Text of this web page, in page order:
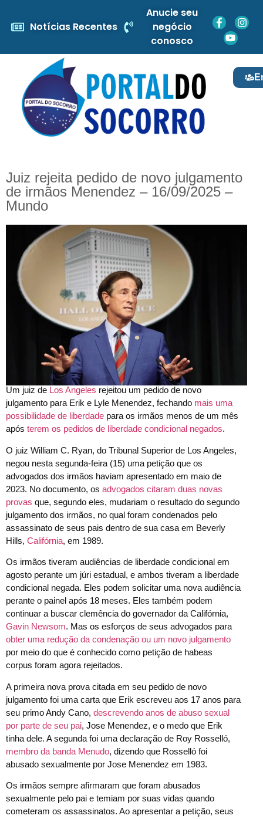
Notícias Recentes
Anucie seu
negócio
conosco
Juiz rejeita pedido de novo julgamento
de irmãos Menendez – 16/09/2025 –
Mundo
Um juiz de Los Angeles rejeitou um pedido de novo
julgamento para Erik e Lyle Menendez, fechando mais uma
possibilidade de liberdade para os irmãos menos de um mês
após terem os pedidos de liberdade condicional negados.
O juiz William C. Ryan, do Tribunal Superior de Los Angeles,
negou nesta segunda-feira (15) uma petição que os
advogados dos irmãos haviam apresentado em maio de
2023. No documento, os advogados citaram duas novas
provas que, segundo eles, mudariam o resultado do segundo
julgamento dos irmãos, no qual foram condenados pelo
assassinato de seus pais dentro de sua casa em Beverly
Hills, Califórnia, em 1989.
Os irmãos tiveram audiências de liberdade condicional em
agosto perante um júri estadual, e ambos tiveram a liberdade
condicional negada. Eles podem solicitar uma nova audiência
perante o painel após 18 meses. Eles também podem
continuar a buscar clemência do governador da Califórnia,
Gavin Newsom. Mas os esforços de seus advogados para
obter uma redução da condenação ou um novo julgamento
por meio do que é conhecido como petição de habeas
corpus foram agora rejeitados.
A primeira nova prova citada em seu pedido de novo
julgamento foi uma carta que Erik escreveu aos 17 anos para
seu primo Andy Cano, descrevendo anos de abuso sexual
por parte de seu pai, Jose Menendez, e o medo que Erik
tinha dele. A segunda foi uma declaração de Roy Rosselló,
membro da banda Menudo, dizendo que Rosselló foi
abusado sexualmente por Jose Menendez em 1983.
Os irmãos sempre afirmaram que foram abusados
sexualmente pelo pai e temiam por suas vidas quando
cometeram os assassinatos. Ao apresentar a petição, seus